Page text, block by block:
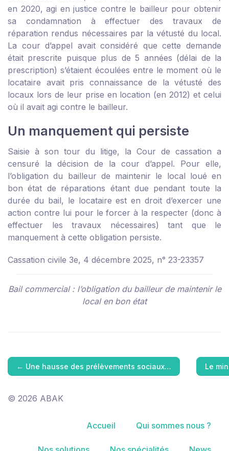
en 2020, agi en justice contre le bailleur pour obtenir
sa condamnation à effectuer des travaux de
réparation rendus nécessaires par la vétusté du local.
La cour d’appel avait considéré que cette demande
était prescrite puisque plus de 5 années (délai de la
prescription) s’étaient écoulées entre le moment où le
locataire avait pris connaissance de la vétusté des
locaux lors de leur prise en location (en 2012) et celui
où il avait agi contre le bailleur.
Un manquement qui persiste
Saisie à son tour du litige, la Cour de cassation a
censuré la décision de la cour d’appel. Pour elle,
l’obligation du bailleur de maintenir le local loué en
bon état de réparations étant due pendant toute la
durée du bail, le locataire est en droit d’exercer une
action contre lui pour le forcer à la respecter (donc à
effectuer les travaux nécessaires) tant que le
manquement à cette obligation persiste.
Cassation civile 3e, 4 décembre 2025, n° 23-23357
Bail commercial : l’obligation du bailleur de maintenir le
local en bon état
← Une hausse des prélèvements sociaux… Le
© 2026 ABAK
Accueil Qui sommes nous ?